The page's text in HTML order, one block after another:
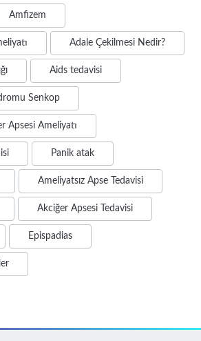
Amfizem
Adale Çekilmesi Nedir?
Aids tedavisi
Senkop
Apsesi Ameliyatı
Panik atak
Ameliyatsız Apse Tedavisi
Akciğer Apsesi Tedavisi
Epispadias